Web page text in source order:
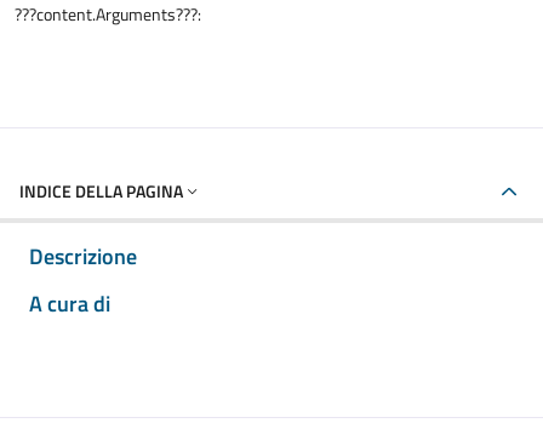
???content.Arguments???:
INDICE DELLA PAGINA
Descrizione
A cura di